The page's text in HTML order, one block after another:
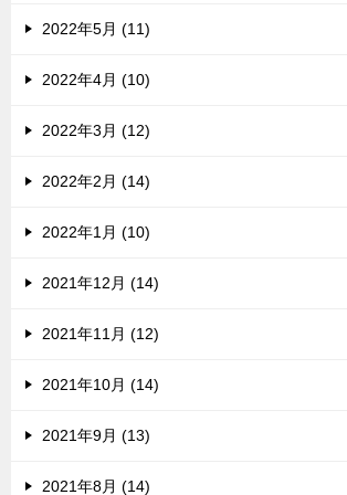
2022年5月 (11)
2022年4月 (10)
2022年3月 (12)
2022年2月 (14)
2022年1月 (10)
2021年12月 (14)
2021年11月 (12)
2021年10月 (14)
2021年9月 (13)
2021年8月 (14)